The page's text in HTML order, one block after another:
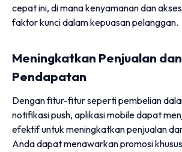
cepat ini, di mana kenyamanan dan
faktor kunci dalam kepuasan pelanggan.
Meningkatkan Penjualan dan
Pendapatan
Dengan fitur-fitur seperti pembelian
notifikasi push, aplikasi mobile dapat
efektif untuk meningkatkan penjualan
Anda dapat menawarkan promosi